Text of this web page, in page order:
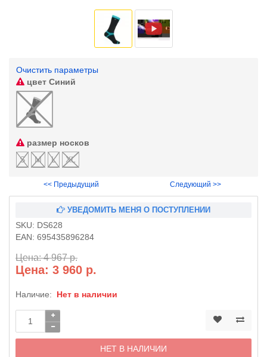
Очистить параметры
цвет Синий
размер носков
S
M L XL
<< Предыдущий Следующий >>
УВЕДОМИТЬ МЕНЯ О ПОСТУПЛЕНИИ
SKU: DS628
EAN: 695435896284
Цена: 4 967 р.
Цена: 3 960 р.
Наличие: Нет в наличии
НЕТ В НАЛИЧИИ